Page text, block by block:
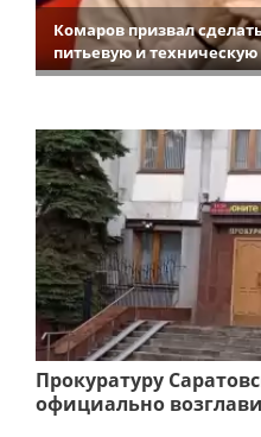
Комаров призвал
питьевую и техническую
Прокуратуру
официально